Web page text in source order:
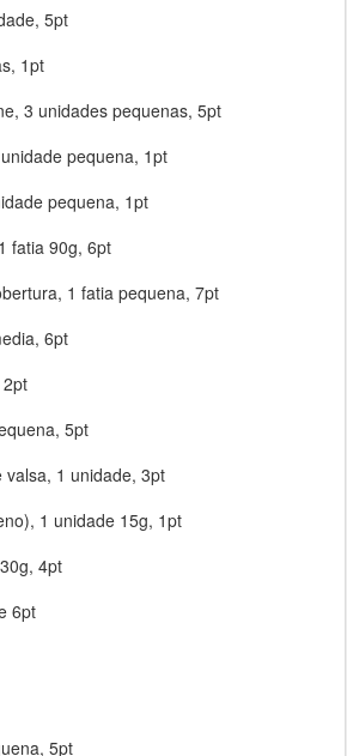
5pt
1pt
3 unidades pequenas, 5pt
pequena, 1pt
pequena, 1pt
fatia 90g, 6pt
1 fatia pequena, 7pt
6pt
5pt
1 unidade, 3pt
1 unidade 15g, 1pt
4pt
6pt
5pt